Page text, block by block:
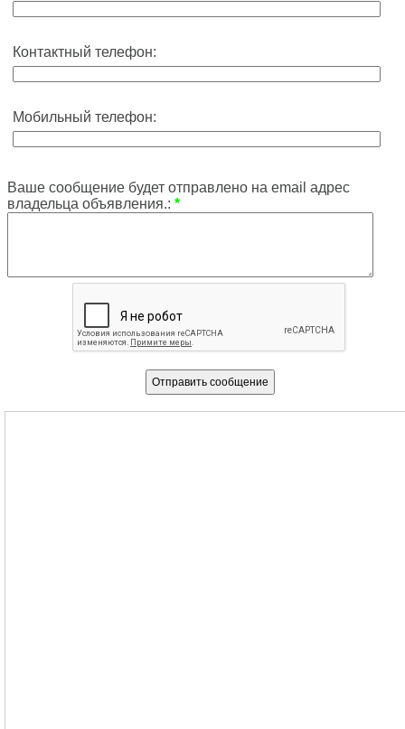
Контактный телефон:
Мобильный телефон:
Ваше сообщение будет отправлено на email адрес
владельца объявления.: *